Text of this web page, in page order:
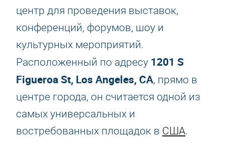
центр для проведения выставок,
конференций, форумов, шоу и
культурных мероприятий.
Расположенный по адресу 1201 S
Figueroa St, Los Angeles, CA, прямо в
центре города, он считается одной из
самых универсальных и
востребованных площадок в США.